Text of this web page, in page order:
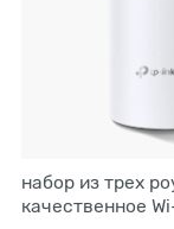
набор из трех
качественное